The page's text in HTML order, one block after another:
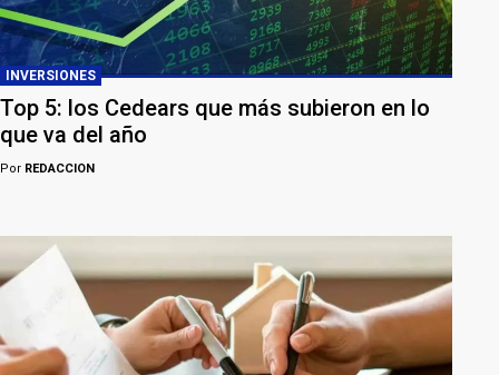
INVERSIONES
Top 5: los Cedears que más subieron en lo
que va del año
Por REDACCION